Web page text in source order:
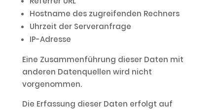
Hostname des zugreifenden Rechners
Uhrzeit der Serveranfrage
IP-Adresse
Eine Zusammenführung dieser Daten mit
anderen Datenquellen wird nicht
vorgenommen.
Die Erfassung dieser Daten erfolgt auf